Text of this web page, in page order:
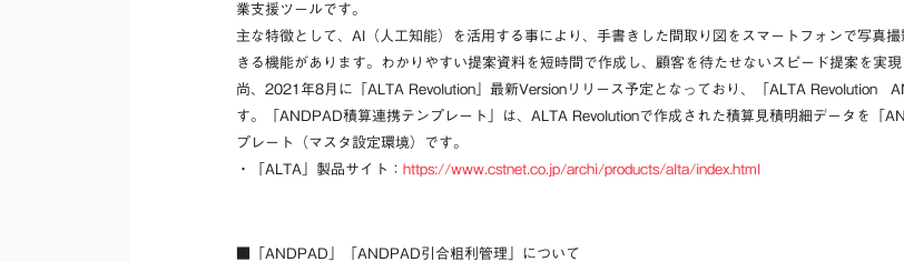
業支援ツールです。
主な特徴として、AI（人工知能）を活用する事により、手書きした間取り図をスマートフォンで写真
きる機能があります。わかりやすい提案資料を短時間で作成し、顧客を待たせないスピード提案を実現
尚、2021年8月に「ALTA Revolution」最新Versionリリース予定となっており、「ALTA Revolution
す。「ANDPAD積算連携テンプレート」は、ALTA Revolutionで作成された積算見積明細データを「
プレート（マスタ設定環境）です。
・「ALTA」製品サイト： https://www.cstnet.co.jp/archi/products/alta/index.html
■「ANDPAD」「ANDPAD引合粗利管理」について